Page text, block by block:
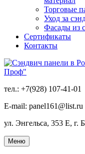
Торговые
Уход за
Фасады из
Сертификаты
Контакты
тел.: +7(928) 107-41-01
E-mail: panel161@list.ru
ул. Энгельса, 353 Е, г.
Меню